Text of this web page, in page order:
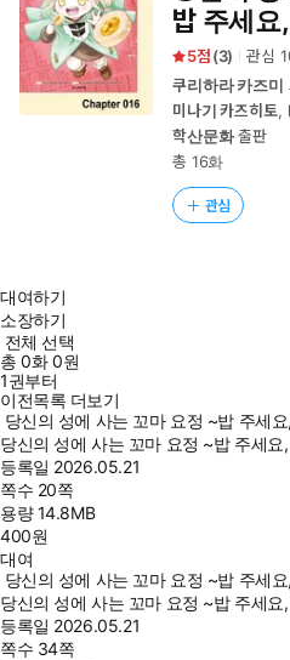
밥 주세
5 (3) 관심
쿠리하라 카즈미
미나기 카즈히토,
학산문화출판
총 16화
관심
대여하기
소장하기
전체 선택
총0화0원
1권부터
이전목록 더보기
당신의 성에 사는 꼬마 요정 ~밥 주세
당신의 성에 사는 꼬마 요정 ~밥 주세
등록일 2026.05.21
쪽수 20쪽
용량14.8MB
400원
대여
당신의 성에 사는 꼬마 요정 ~밥 주세
당신의 성에 사는 꼬마 요정 ~밥 주세
등록일 2026.05.21
쪽수 34쪽